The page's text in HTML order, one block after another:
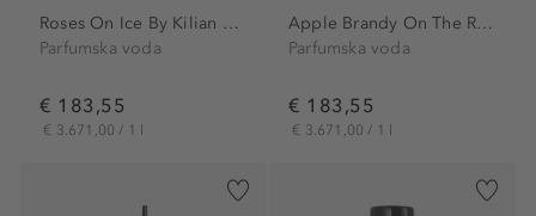
Roses On Ice By Kilian Eau...
Parfumska voda
€ 183,55
€ 3.671,00 / 1 l
Apple Brandy On The Rocks...
Parfumska voda
€ 183,55
€ 3.671,00 / 1 l